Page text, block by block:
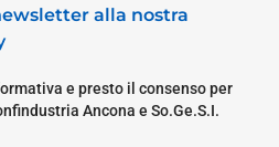
alla nostra
e presto il consenso per
Ancona e So.Ge.S.I.